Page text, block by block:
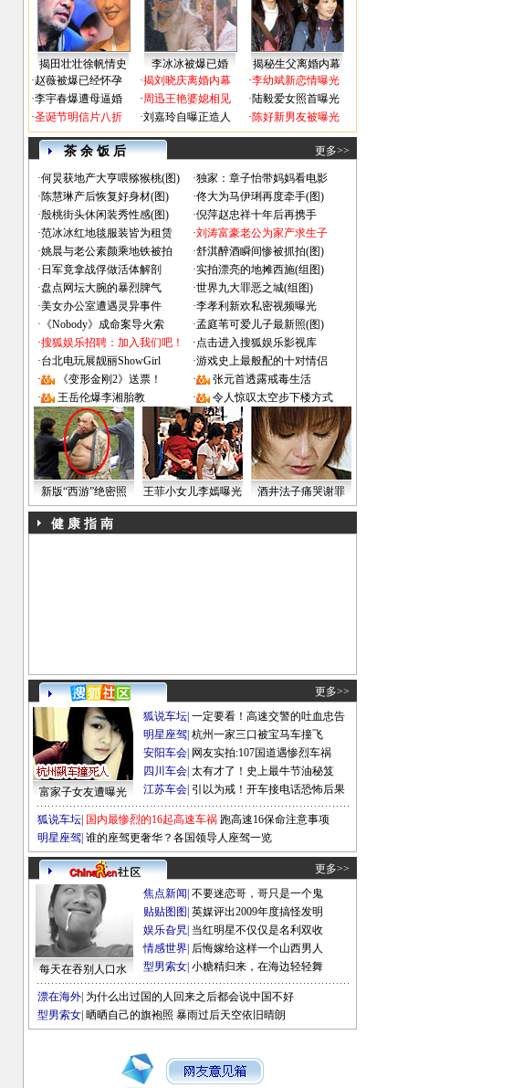
揭田壮壮徐帆情史 李冰冰被爆已婚
揭秘生父离婚内幕
·赵薇被爆已经怀孕
·李宇春爆遭母逼婚
·圣诞节明信片八折
·揭刘晓庆离婚内幕
·周迅王艳婆媳相见
·刘嘉玲自曝正造人
·李幼斌新恋情曝光
·陆毅爱女照首曝光
·陈好新男友被曝光
茶 余 饭 后 更多>>
·何炅获地产大亨喂猕猴桃(图) ·独家：章子怡带妈妈看电影
·陈慧琳产后恢复好身材(图) ·佟大为马伊琍再度牵手(图)
·殷桃街头休闲装秀性感(图) ·倪萍赵忠祥十年后再携手
·范冰冰红地毯服装皆为租赁 ·刘涛富豪老公为家产求生子
·姚晨与老公素颜乘地铁被拍 ·舒淇醉酒瞬间惨被抓拍(图)
· 日军竟拿战俘做活体解剖 ·实拍漂亮的地摊西施(组图)
·盘点网坛大腕的暴烈脾气 ·世界九大罪恶之城(组图)
·美女办公室遭遇灵异事件 ·李孝利新欢私密视频曝光
· 《Nobody》成命案导火索 ·孟庭苇可爱儿子最新照(图)
·搜狐娱乐招聘：加入我们吧！ ·点击进入搜狐娱乐影视库
·台北电玩展靓丽ShowGirl ·游戏史上最般配的十对情侣
·
《变形金刚2》送票！ ·
张元首透露戒毒生活
·
王岳伦爆李湘胎教 · 令人惊叹太空步下楼方式
新版“西游”绝密照 王菲小女儿李嫣曝光 酒井法子痛哭谢罪
健 康 指 南
更多>>
富家子女友遭曝光
狐说车坛 一定要看！高速交警的吐血忠告
明星座驾 杭州一家三口被宝马车撞飞
安阳车会 网友实拍:107国道遇惨烈车祸
四川车会 太有才了！史上最牛节油秘笈
江苏车会 引以为戒！开车接电话恐怖后果
狐说车坛 国内最惨烈的16起高速车祸 跑高速16保命注意事项
明星座驾 谁的座驾更奢华？各国领导人座驾一览
更多>>
每天在吞别人口水
焦点新闻 不要迷恋哥，哥只是一个鬼
贴贴图图 英媒评出2009年度搞怪发明
娱乐旮旯 当红明星不仅仅是名利双收
情感世界 后悔嫁给这样一个山西男人
型男索女 小糖精归来，在海边轻轻舞
漂在海外 为什么出过国的人回来之后都会说中国不好
型男索女 晒晒自己的旗袍照 暴雨过后天空依旧晴朗